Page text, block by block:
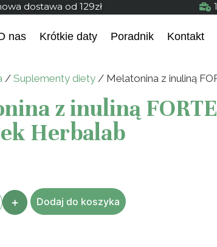
dostawa od 129zł
nas Krótkie daty Poradnik Kontakt
/ Suplementy diety/ Melatonina z inuliną
z inuliną
Herbalab
+ Dodaj do koszyka